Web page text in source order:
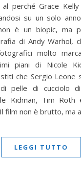
perché Grace
su un solo
è un biopic, ma
di Andy Warhol,
molto
piani di Nicole
che Sergio Leone
pelle di cucciolo
Kidman, Tim Roth
film non è brutto, ma
LEGGI TUTTO